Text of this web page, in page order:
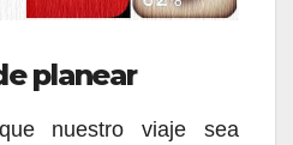
planear
nuestro viaje sea